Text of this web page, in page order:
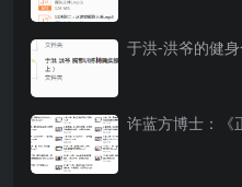
于洪-洪爷的健
许蓝方博士：《